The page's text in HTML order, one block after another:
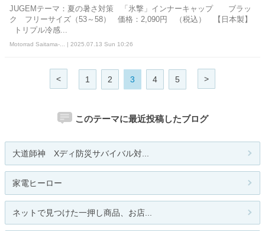
JUGEMテーマ：夏の暑さ対策 「氷撃」インナーキャップ ブラッ
ク フリーサイズ（53～58） 価格：2,090円 （税込） 【日本製】
トリプル冷感...
Motorrad Saitama-... | 2025.07.13 Sun 10:26
< 1 2 3 4 5 >
このテーマに最近投稿したブログ
大道師神 Xディ防災サバイバル対...
家電ヒーロー
ネットで見つけた一押し商品、お店...